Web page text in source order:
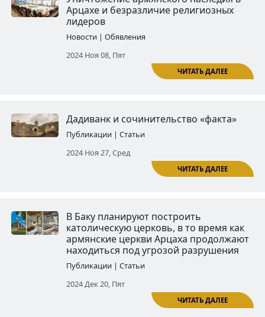
Цицернаванк: один из
армянского церковного